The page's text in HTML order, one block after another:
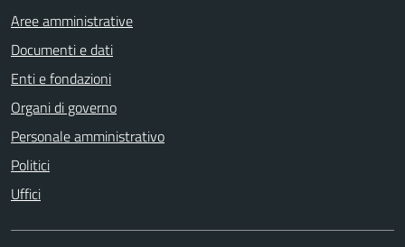
Aree amministrative
Documenti e dati
Enti e fondazioni
Organi di governo
Personale amministrativo
Politici
Uffici